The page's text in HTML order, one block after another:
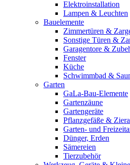
Elektroinstallation
Lampen & Leuchten
Bauelemente
Zimmertüren &
Sonstige Türen &
Garagentore &
Fenster
Küche
Schwimmbad &
Garten
GaLa-Bau-Elemente
Gartenzäune
Gartengeräte
Pflanzgefäße &
Garten- und
Dünger, Erden
Sämereien
Tierzubehör